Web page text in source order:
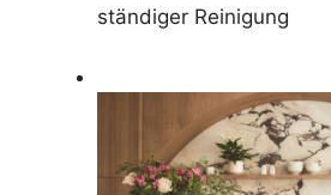
ständiger Reinigung